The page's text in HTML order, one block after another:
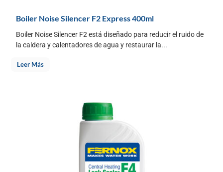
Boiler Noise Silencer F2 Express 400ml
Boiler Noise Silencer F2 está diseñado para reducir el ruido de
la caldera y calentadores de agua y restaurar la...
Leer Más